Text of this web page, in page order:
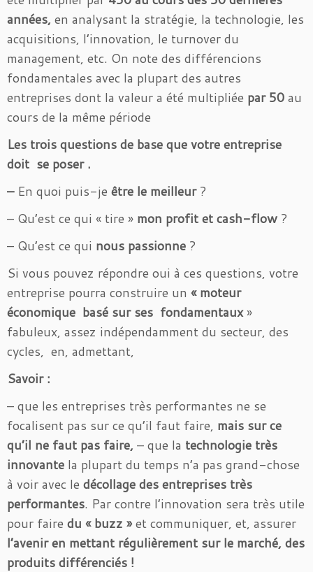
années, en analysant la stratégie, la technologie, les
acquisitions, l’innovation, le turnover du
management, etc. On note des différencions
fondamentales avec la plupart des autres
entreprises dont la valeur a été multipliée par 50au
cours de la même période
Les trois questions de base que votre entreprise
doit se poser .
– En quoi puis-je être le meilleur?
– Qu’est ce qui « tire » mon profit et cash-flow ?
– Qu’est ce qui nous passionne ?
Si vous pouvez répondre oui à ces questions, votre
entreprise pourra construire un « moteur
économique basé sur ses fondamentaux»
fabuleux, assez indépendamment du secteur, des
cycles, en, admettant,
Savoir :
– que les entreprises très performantes ne se
focalisent pas sur ce qu’il faut faire, mais sur ce
qu’il ne faut pas faire, – que la technologie très
innovante la plupart du temps n’a pas grand-chose
à voir avec le décollage des entreprises très
performantes. Par contre l’innovation sera très utile
pour faire du « buzz »et communiquer, et, assurer
l’avenir en mettant régulièrement sur le marché, des
produits différenciés !